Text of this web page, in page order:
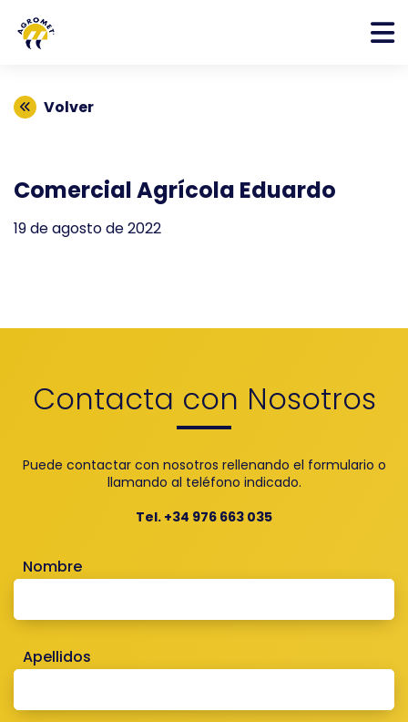
Volver
Comercial Agrícola Eduardo
19 de agosto de 2022
Contacta con Nosotros
Puede contactar con nosotros rellenando el formulario o
llamando al teléfono indicado.
Tel. +34 976 663 035
Nombre
Apellidos